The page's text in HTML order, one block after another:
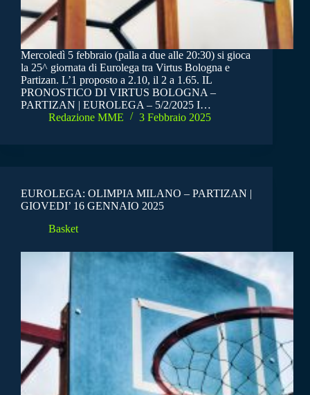
Mercoledì 5 febbraio (palla a due alle 20:30) si gioca
la 25^ giornata di Eurolega tra Virtus Bologna e
Partizan. L’1 proposto a 2.10, il 2 a 1.65. IL
PRONOSTICO DI VIRTUS BOLOGNA –
PARTIZAN | EUROLEGA – 5/2/2025 I…
Redazione MME
3 Febbraio 2025
EUROLEGA: OLIMPIA MILANO – PARTIZAN |
GIOVEDI’ 16 GENNAIO 2025
Basket